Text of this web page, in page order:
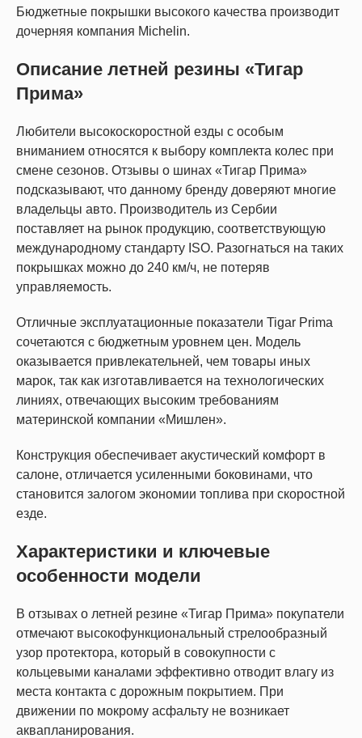
Бюджетные покрышки высокого качества производит
дочерняя компания Michelin.
Описание летней резины «Тигар
Прима»
Любители высокоскоростной езды с особым
вниманием относятся к выбору комплекта колес при
смене сезонов. Отзывы о шинах «Тигар Прима»
подсказывают, что данному бренду доверяют многие
владельцы авто. Производитель из Сербии
поставляет на рынок продукцию, соответствующую
международному стандарту ISO. Разогнаться на таких
покрышках можно до 240 км/ч, не потеряв
управляемость.
Отличные эксплуатационные показатели Tigar Prima
сочетаются с бюджетным уровнем цен. Модель
оказывается привлекательней, чем товары иных
марок, так как изготавливается на технологических
линиях, отвечающих высоким требованиям
материнской компании «Мишлен».
Конструкция обеспечивает акустический комфорт в
салоне, отличается усиленными боковинами, что
становится залогом экономии топлива при скоростной
езде.
Характеристики и ключевые
особенности модели
В отзывах о летней резине «Тигар Прима» покупатели
отмечают высокофункциональный стрелообразный
узор протектора, который в совокупности с
кольцевыми каналами эффективно отводит влагу из
места контакта с дорожным покрытием. При
движении по мокрому асфальту не возникает
аквапланирования.